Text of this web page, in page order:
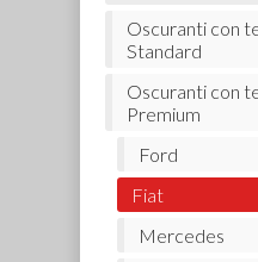
Oscuranti con
Standard
Oscuranti con
Premium
Ford
Fiat
Mercedes